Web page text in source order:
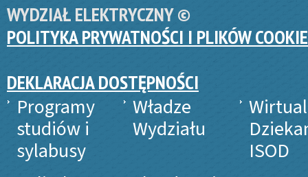
WYDZIAŁ ELEKTRYCZNY ©
POLITYKA PRYWATNOŚCI I PLIKÓW
DEKLARACJA DOSTĘPNOŚCI
Programy
studiów i
sylabusy
Władze
Wydziału
ISOD